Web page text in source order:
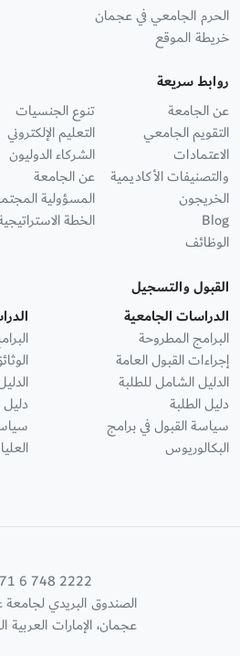
الحرم الجامعي في عجمان
خريطة الموقع
روابط سريعة
عن الجامعة
التقويم الجامعي
الاعتمادات
والتصنيفات الأكاديمية
الخريجون
Blog
الوظائف
تنوع الجنسيات
التعليم الإلكتروني
الشركاء الدوليون
عن الجامعة
المسؤولية
الخطة
القبول والتسجيل
الدراسات الجامعية
البرامج المطروحة
إجراءات القبول العامة
الدليل الشامل للطلبة
دليل الطلبة
سياسة القبول في برامج
البكالوريوس
دليل
العليا
6 748 2222
الصندوق البريدي لجامعة
عجمان، الإمارات العربية